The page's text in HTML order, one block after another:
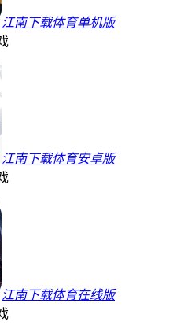
江南下载体育单机版
江南下载体育安卓版
江南下载体育在线版